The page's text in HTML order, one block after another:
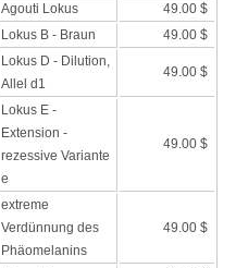
Agouti Lokus
49.00 $
Lokus B - Braun 49.00 $
Lokus D - Dilution,
Allel d1
49.00 $
Lokus E -
Extension -
rezessive Variante
e
49.00 $
extreme
Verdünnung des
Phäomelanins
49.00 $